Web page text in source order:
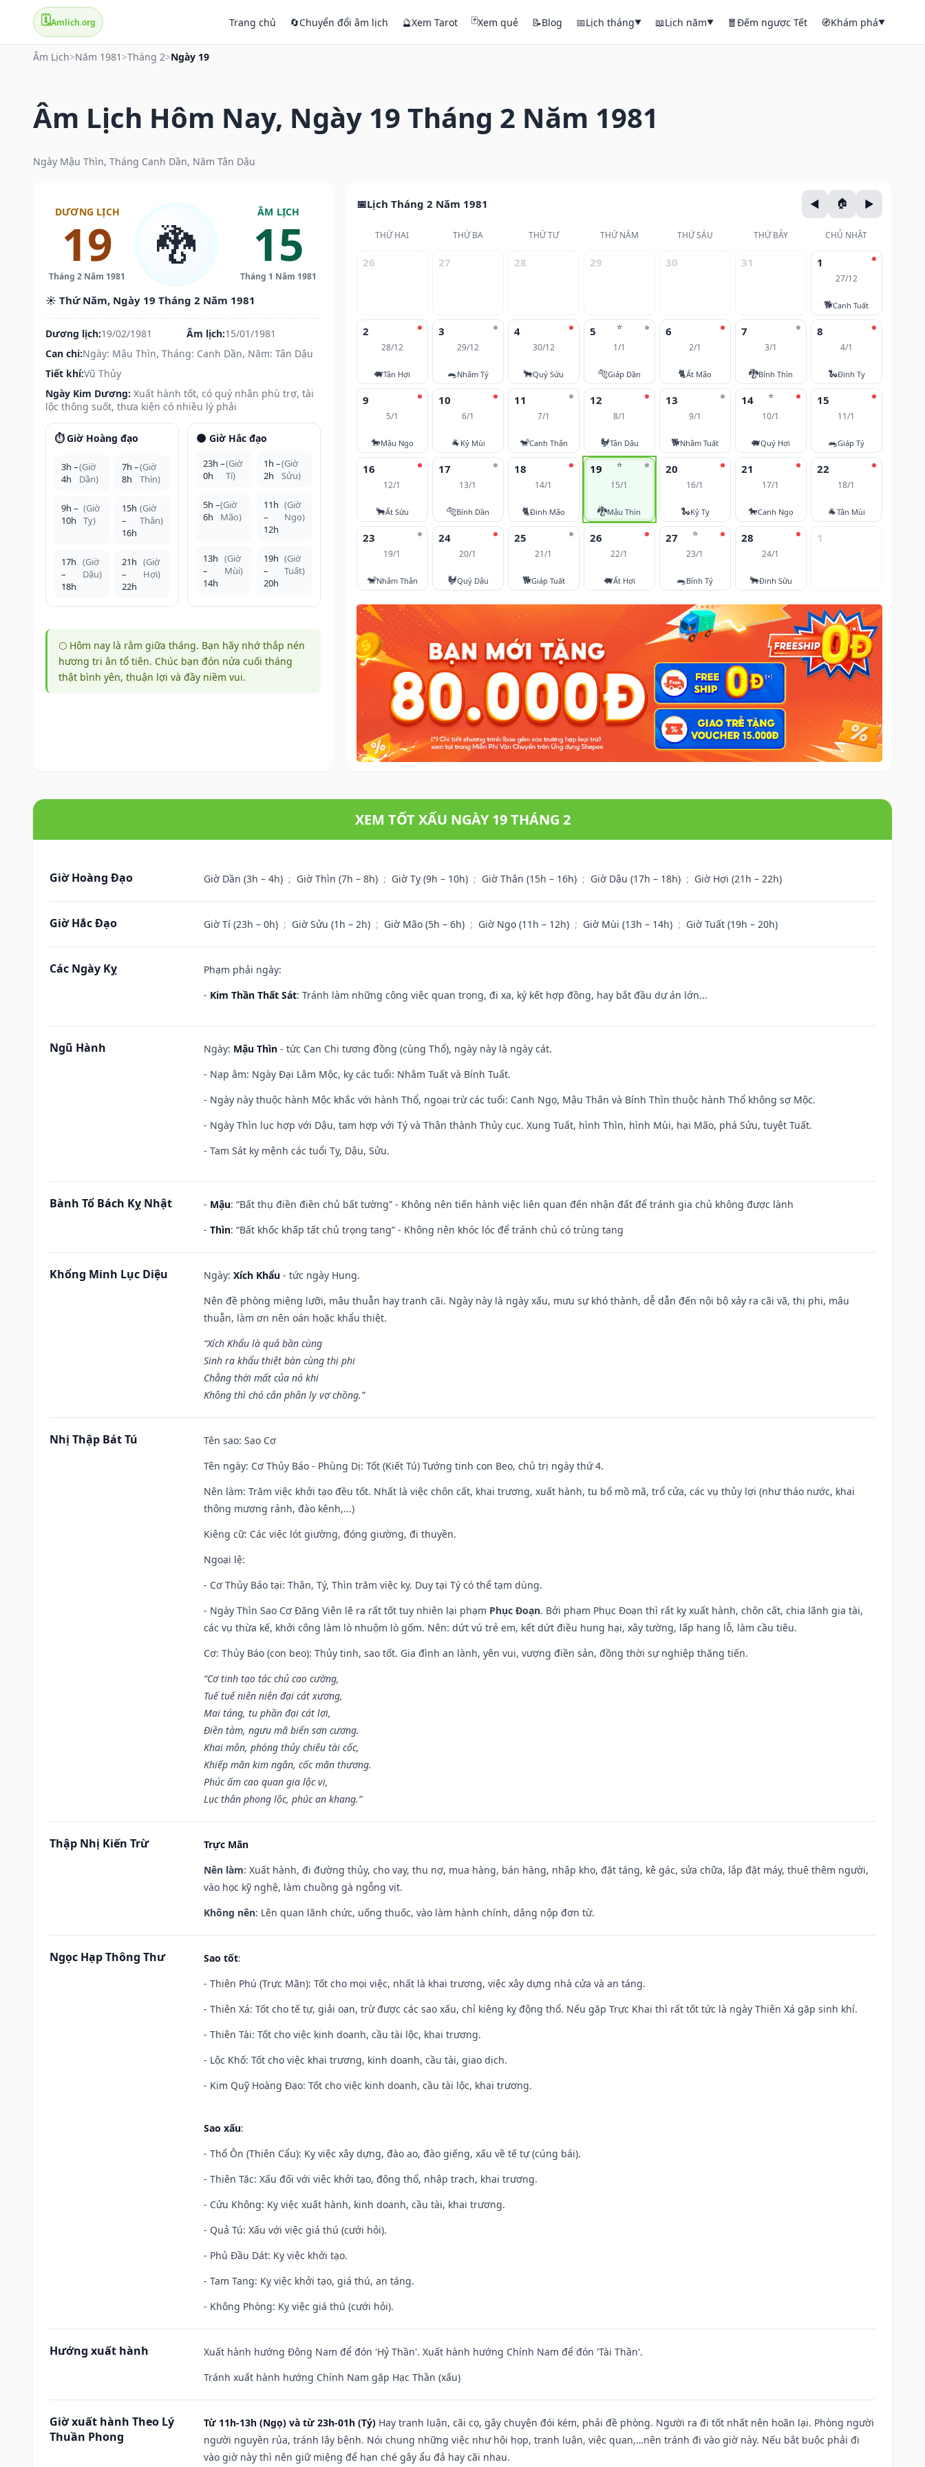
🗓️Amlich.org Trang chủ 🔄Chuyển đổi âm lịch 🔮Xem Tarot 🃏Xem quẻ 📝Blog 📅Lịch tháng▼ 📖Lịch năm▼ 🧧Đếm ngược Tết 🧭Khám phá▼
Âm Lịch>Năm 1981 >Tháng 2>Ngày 19
Âm Lịch Hôm Nay, Ngày 19 Tháng 2 Năm 1981
Ngày Mậu Thìn, Tháng Canh Dần, Năm Tân Dậu
DƯƠNG LỊCH
19
Tháng 2 Năm 1981
🐉
ÂM LỊCH
15
Tháng 1 Năm 1981
☀️ Thứ Năm, Ngày 19 Tháng 2 Năm 1981
Dương lịch:19/02/1981 Âm lịch:15/01/1981
Can chi:Ngày: Mậu Thìn, Tháng: Canh Dần, Năm: Tân Dậu
Tiết khí:Vũ Thủy
Ngày Kim Dương: Xuất hành tốt, có quý nhân phù trợ, tài
lộc thông suốt, thưa kiện có nhiều lý phải
⏱️ Giờ Hoàng đạo
3h –
4h
(Giờ
Dần)
7h –
8h
(Giờ
Thìn)
9h –
10h
(Giờ
Tỵ)
15h
–
16h
(Giờ
Thân)
17h
–
18h
(Giờ
Dậu)
21h
–
22h
(Giờ
Hợi)
🌑 Giờ Hắc đạo
23h –
0h
(Giờ
Tí)
1h –
2h
(Giờ
Sửu)
5h –
6h
(Giờ
Mão)
11h
–
12h
(Giờ
Ngọ)
13h
–
14h
(Giờ
Mùi)
19h
–
20h
(Giờ
Tuất)
🌕 Hôm nay là rằm giữa tháng. Bạn hãy nhớ thắp nén
hương tri ân tổ tiên. Chúc bạn đón nửa cuối tháng
thật bình yên, thuận lợi và đầy niềm vui.
Lịch Tháng 2 Năm 1981
THỨ HAI THỨ BA THỨ TƯ THỨ NĂM THỨ SÁU THỨ BẢY CHỦ NHẬT
26 27 28 29 30 31 1
27/12
🐕Canh Tuất
2
28/12
🐖Tân Hợi
3
29/12
🐀Nhâm Tý
4
30/12
🐂Quý Sửu
⭐
5
1/1
🐅Giáp Dần
6
2/1
🐈Ất Mão
7
3/1
🐉Bính Thìn
8
4/1
🐍Đinh Tỵ
9
5/1
🐎Mậu Ngọ
10
6/1
🐐 Kỷ Mùi
11
7/1
🐒Canh Thân
12
8/1
🐓Tân Dậu
13
9/1
🐕Nhâm Tuất
⭐
14
10/1
🐖Quý Hợi
15
11/1
🐀Giáp Tý
16
12/1
🐂Ất Sửu
17
13/1
🐅Bính Dần
18
14/1
🐈Đinh Mão
⭐
19
15/1
🐉Mậu Thìn
20
16/1
🐍Kỷ Tỵ
21
17/1
🐎Canh Ngọ
22
18/1
🐐Tân Mùi
23
19/1
🐒Nhâm Thân
24
20/1
🐓Quý Dậu
25
21/1
🐕Giáp Tuất
26
22/1
🐖Ất Hợi
⭐
27
23/1
🐀Bính Tý
28
24/1
🐂Đinh Sửu
1
XEM TỐT XẤU NGÀY 19 THÁNG 2
Giờ Hoàng Đạo Giờ Dần (3h – 4h) ; Giờ Thìn (7h – 8h) ; Giờ Tỵ (9h – 10h) ; Giờ Thân (15h – 16h) ; Giờ Dậu (17h – 18h) ; Giờ Hợi (21h – 22h)
Giờ Hắc Đạo Giờ Tí (23h – 0h) ; Giờ Sửu (1h – 2h) ; Giờ Mão (5h – 6h) ; Giờ Ngọ (11h – 12h) ; Giờ Mùi (13h – 14h) ; Giờ Tuất (19h – 20h)
Các Ngày Kỵ
Phạm phải ngày:
- Kim Thần Thất Sát: Tránh làm những công việc quan trọng, đi xa, ký kết hợp đồng, hay bắt đầu dự án lớn...
Ngũ Hành Ngày: Mậu Thìn - tức Can Chi tương đồng (cùng Thổ), ngày này là ngày cát.
- Nạp âm: Ngày Đại Lâm Mộc, kỵ các tuổi: Nhâm Tuất và Bính Tuất.
- Ngày này thuộc hành Mộc khắc với hành Thổ, ngoại trừ các tuổi: Canh Ngọ, Mậu Thân và Bính Thìn thuộc hành Thổ không sợ Mộc.
- Ngày Thìn lục hợp với Dậu, tam hợp với Tý và Thân thành Thủy cục. Xung Tuất, hình Thìn, hình Mùi, hại Mão, phá Sửu, tuyệt Tuất.
- Tam Sát kỵ mệnh các tuổi Tỵ, Dậu, Sửu.
Bành Tổ Bách Kỵ Nhật - Mậu: “Bất thụ điền điền chủ bất tường” - Không nên tiến hành việc liên quan đến nhận đất để tránh gia chủ không được lành
- Thìn: “Bất khốc khấp tất chủ trọng tang” - Không nên khóc lóc để tránh chủ có trùng tang
Khổng Minh Lục Diệu Ngày: Xích Khẩu - tức ngày Hung.
Nên đề phòng miệng lưỡi, mâu thuẫn hay tranh cãi. Ngày này là ngày xấu, mưu sự khó thành, dễ dẫn đến nội bộ xảy ra cãi vã, thị phi, mâu
thuẫn, làm ơn nên oán hoặc khẩu thiệt.
“Xích Khẩu là quả bần cùng
Sinh ra khẩu thiệt bàn cùng thị phi
Chẳng thời mất của nó khi
Không thì chó cắn phân ly vợ chồng.”
Nhị Thập Bát Tú Tên sao: Sao Cơ
Tên ngày: Cơ Thủy Báo - Phùng Dị: Tốt (Kiết Tú) Tướng tinh con Beo, chủ trị ngày thứ 4.
Nên làm: Trăm việc khởi tạo đều tốt. Nhất là việc chôn cất, khai trương, xuất hành, tu bổ mồ mã, trổ cửa, các vụ thủy lợi (như tháo nước, khai
thông mương rảnh, đào kênh,...)
Kiêng cữ: Các việc lót giường, đóng giường, đi thuyền.
Ngoại lệ:
- Cơ Thủy Báo tại: Thân, Tý, Thìn trăm việc kỵ. Duy tại Tý có thể tạm dùng.
- Ngày Thìn Sao Cơ Đăng Viên lẽ ra rất tốt tuy nhiên lại phạm Phục Đoạn. Bởi phạm Phục Đoạn thì rất kỵ xuất hành, chôn cất, chia lãnh gia tài,
các vụ thừa kế, khởi công làm lò nhuộm lò gốm. Nên: dứt vú trẻ em, kết dứt điều hung hại, xây tường, lấp hang lỗ, làm cầu tiêu.
Cơ: Thủy Báo (con beo): Thủy tinh, sao tốt. Gia đình an lành, yên vui, vượng điền sản, đồng thời sự nghiệp thăng tiến.
“Cơ tinh tạo tác chủ cao cường,
Tuế tuế niên niên đại cát xương,
Mai táng, tu phần đại cát lợi,
Điền tàm, ngưu mã biến sơn cương.
Khai môn, phóng thủy chiêu tài cốc,
Khiếp mãn kim ngân, cốc mãn thương.
Phúc ấm cao quan gia lộc vị,
Lục thân phong lộc, phúc an khang.”
Thập Nhị Kiến Trừ
Trực Mãn
Nên làm: Xuất hành, đi đường thủy, cho vay, thu nợ, mua hàng, bán hàng, nhập kho, đặt táng, kê gác, sửa chữa, lắp đặt máy, thuê thêm người,
vào học kỹ nghệ, làm chuồng gà ngỗng vịt.
Không nên: Lên quan lãnh chức, uống thuốc, vào làm hành chính, dâng nộp đơn từ.
Ngọc Hạp Thông Thư Sao tốt:
- Thiên Phú (Trực Mãn): Tốt cho mọi việc, nhất là khai trương, việc xây dựng nhà cửa và an táng.
- Thiên Xá: Tốt cho tế tự, giải oan, trừ được các sao xấu, chỉ kiêng kỵ động thổ. Nếu gặp Trực Khai thì rất tốt tức là ngày Thiên Xá gặp sinh khí.
- Thiên Tài: Tốt cho việc kinh doanh, cầu tài lộc, khai trương.
- Lộc Khố: Tốt cho việc khai trương, kinh doanh, cầu tài, giao dịch.
- Kim Quỹ Hoàng Đạo: Tốt cho việc kinh doanh, cầu tài lộc, khai trương.
Sao xấu:
- Thổ Ôn (Thiên Cẩu): Kỵ việc xây dựng, đào ao, đào giếng, xấu về tế tự (cúng bái).
- Thiên Tặc: Xấu đối với việc khởi tạo, động thổ, nhập trạch, khai trương.
- Cửu Không: Kỵ việc xuất hành, kinh doanh, cầu tài, khai trương.
- Quả Tú: Xấu với việc giá thú (cưới hỏi).
- Phủ Đầu Dát: Kỵ việc khởi tạo.
- Tam Tang: Kỵ việc khởi tạo, giá thú, an táng.
- Không Phòng: Kỵ việc giá thú (cưới hỏi).
Hướng xuất hành
Xuất hành hướng Đông Nam để đón 'Hỷ Thần'. Xuất hành hướng Chính Nam để đón 'Tài Thần'.
Tránh xuất hành hướng Chính Nam gặp Hạc Thần (xấu)
Giờ xuất hành Theo Lý
Thuần Phong
Từ 11h-13h (Ngọ) và từ 23h-01h (Tý) Hay tranh luận, cãi cọ, gây chuyện đói kém, phải đề phòng. Người ra đi tốt nhất nên hoãn lại. Phòng người
người nguyền rủa, tránh lây bệnh. Nói chung những việc như hội họp, tranh luận, việc quan,…nên tránh đi vào giờ này. Nếu bắt buộc phải đi
vào giờ này thì nên giữ miệng để hạn ché gây ẩu đả hay cãi nhau.